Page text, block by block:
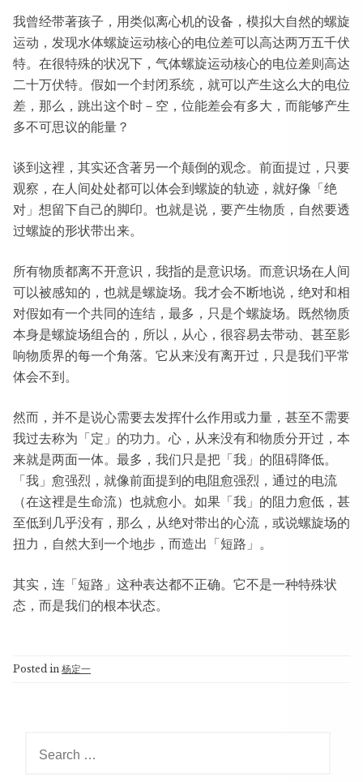
我曾经带著孩子，用类似离心机的设备，模拟大自然的螺旋
运动，发现水体螺旋运动核心的电位差可以高达两万五千伏
特。在很特殊的状况下，气体螺旋运动核心的电位差则高达
二十万伏特。假如一个封闭系统，就可以产生这么大的电位
差，那么，跳出这个时－空，位能差会有多大，而能够产生
多不可思议的能量？
谈到这裡，其实还含著另一个颠倒的观念。前面提过，只要
观察，在人间处处都可以体会到螺旋的轨迹，就好像「绝
对」想留下自己的脚印。也就是说，要产生物质，自然要透
过螺旋的形状带出来。
所有物质都离不开意识，我指的是意识场。而意识场在人间
可以被感知的，也就是螺旋场。我才会不断地说，绝对和相
对假如有一个共同的连结，最多，只是个螺旋场。既然物质
本身是螺旋场组合的，所以，从心，很容易去带动、甚至影
响物质界的每一个角落。它从来没有离开过，只是我们平常
体会不到。
然而，并不是说心需要去发挥什么作用或力量，甚至不需要
我过去称为「定」的功力。心，从来没有和物质分开过，本
来就是两面一体。最多，我们只是把「我」的阻碍降低。
「我」愈强烈，就像前面提到的电阻愈强烈，通过的电流
（在这裡是生命流）也就愈小。如果「我」的阻力愈低，甚
至低到几乎没有，那么，从绝对带出的心流，或说螺旋场的
扭力，自然大到一个地步，而造出「短路」。
其实，连「短路」这种表达都不正确。它不是一种特殊状
态，而是我们的根本状态。
Posted in 杨定一
for: